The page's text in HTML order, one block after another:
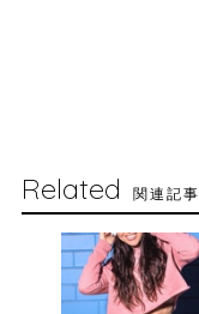
Related 関連記事